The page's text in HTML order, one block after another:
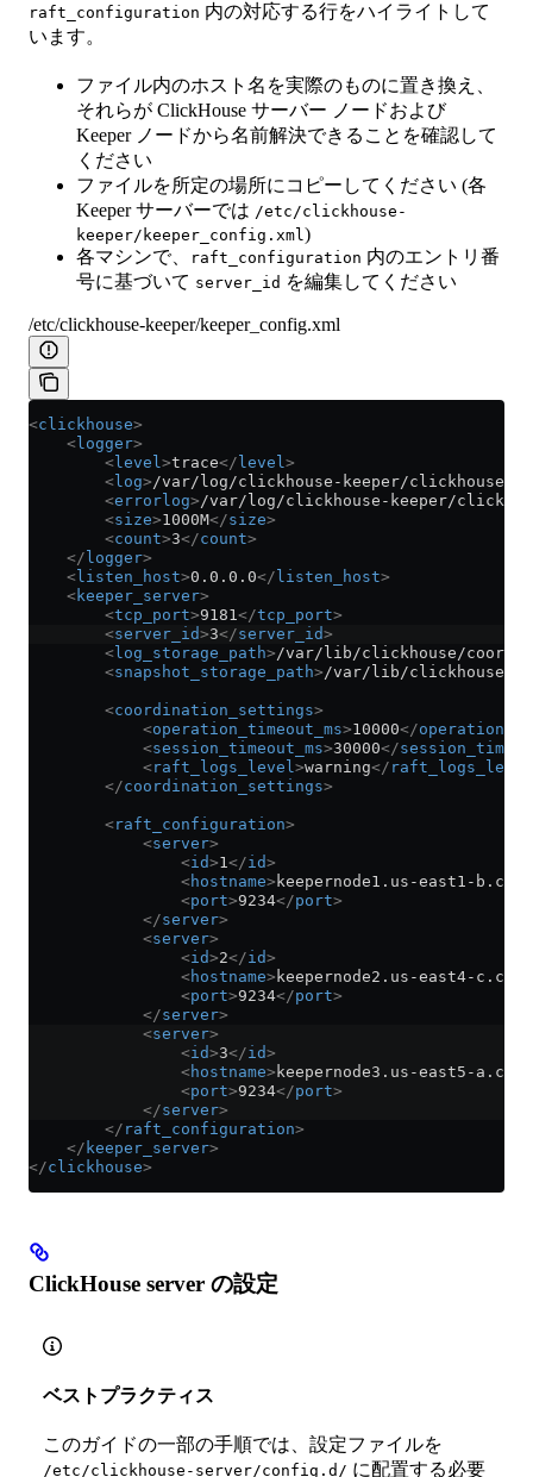
raft_configuration 内の対応する行をハイライトして
います。
ファイル内のホスト名を実際のものに置き換え、
それらが ClickHouse サーバー ノードおよび
Keeper ノードから名前解決できることを確認して
ください
ファイルを所定の場所にコピーしてください (各
Keeper サーバーでは /etc/clickhouse-
keeper/keeper_config.xml)
各マシンで、
raft_configuration 内のエントリ番
号に基づいて server_id を編集してください
/etc/clickhouse-keeper/keeper_config.xml
<clickhouse>
    <
logger>
        <
level>trace</ level>
        <
log>/var/log/clickhouse-keeper/clickhouse-
        <
errorlog>/var/log/clickhouse-keeper/
        <
size>1000M</size>
        <
count>3</count>
    </
logger>
    <
listen_host>0.0.0.0</ listen_host>
    <
keeper_server>
        <
tcp_port>9181</tcp_port>
        <
server_id>3</server_id>
        <
log_storage_path>/var/lib/clickhouse/
        <
snapshot_storage_path>/var/lib/clickhouse/
        <
coordination_settings>
            <
operation_timeout_ms>10000</
            <
session_timeout_ms>30000</
            <
raft_logs_level>warning</ raft_logs_level
        </
coordination_settings>
        <
raft_configuration>
            <
server>
                <
id>1</id>
                <
hostname> keepernode1.us-east1-
                <
port>9234</port>
            </
server>
            <
server>
                <
id>2</id>
                <
hostname> keepernode2.us-east4-
                <
port>9234</port>
            </
server>
            <
server>
                <
id>3</id>
                <
hostname> keepernode3.us-east5-
                <
port>9234</port>
            </
server>
        </
raft_configuration>
    </
keeper_server>
</clickhouse>
ClickHouse server の設定
ベストプラクティス
このガイドの一部の手順では、設定ファイルを
/etc/clickhouse-server/config.d/ に配置する必要